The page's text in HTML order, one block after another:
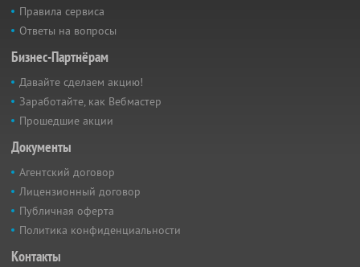
Правила сервиса
Ответы на вопросы
Бизнес-Партнёрам
Давайте сделаем акцию!
Заработайте, как Вебмастер
Прошедшие акции
Документы
Агентский договор
Лицензионный договор
Публичная оферта
Политика конфиденциальности
Контакты